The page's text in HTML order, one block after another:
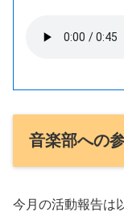
音楽部への
今月の活動報告は